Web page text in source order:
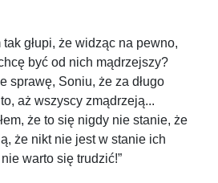
tak głupi, że widząc na pewno,
być od nich mądrzejszy?
sprawę, Soniu, że za długo
aż wszyscy zmądrzeją...
że to się nigdy nie stanie, że
że nikt nie jest w stanie ich
warto się trudzić!”